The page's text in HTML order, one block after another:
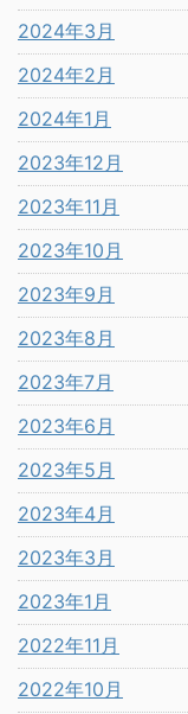
2024年3月
2024年2月
2024年1月
2023年12月
2023年11月
2023年10月
2023年9月
2023年8月
2023年7月
2023年6月
2023年5月
2023年4月
2023年3月
2023年1月
2022年11月
2022年10月